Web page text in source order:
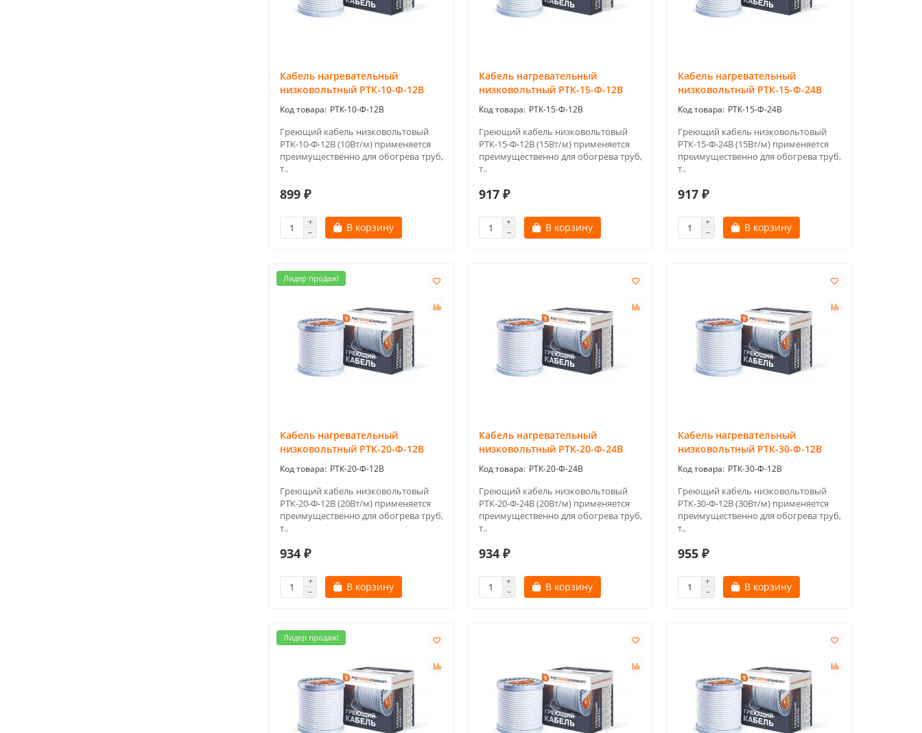
Кабель нагревательный
низковольтный РТК-10-Ф-12В
РТК-10-Ф-12В
Греющий кабель низковольтовый
РТК-10-Ф-12В (10Вт/м) применяется
преимущественно для обогрева труб,
т..
899 ₽
В корзину
Кабель нагревательный
низковольтный РТК-15-Ф-12В
РТК-15-Ф-12В
Греющий кабель низковольтовый
РТК-15-Ф-12В (15Вт/м) применяется
преимущественно для обогрева труб,
т..
917 ₽
В корзину
Кабель нагревательный
низковольтный РТК-15-Ф-24В
РТК-15-Ф-24В
Греющий кабель низковольтовый
РТК-15-Ф-24В (15Вт/м) применяется
преимущественно для обогрева труб,
т..
917 ₽
В корзину
Лидер продаж!
Кабель нагревательный
низковольтный РТК-20-Ф-12В
РТК-20-Ф-12В
Греющий кабель низковольтовый
РТК-20-Ф-12В (20Вт/м) применяется
преимущественно для обогрева труб,
т..
934 ₽
В корзину
Кабель нагревательный
низковольтный РТК-20-Ф-24В
РТК-20-Ф-24В
Греющий кабель низковольтовый
РТК-20-Ф-24В (20Вт/м) применяется
преимущественно для обогрева труб,
т..
934 ₽
В корзину
Кабель нагревательный
низковольтный РТК-30-Ф-12В
РТК-30-Ф-12В
Греющий кабель низковольтовый
РТК-30-Ф-12В (30Вт/м) применяется
преимущественно для обогрева труб,
т..
955 ₽
В корзину
Лидер продаж!